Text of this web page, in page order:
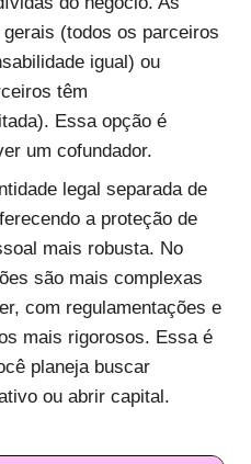
(todos os parceiros
igual) ou
têm
Essa opção é
um cofundador.
legal separada de
a proteção de
mais robusta. No
são mais complexas
com regulamentações e
mais rigorosos. Essa é
planeja buscar
ou abrir capital.